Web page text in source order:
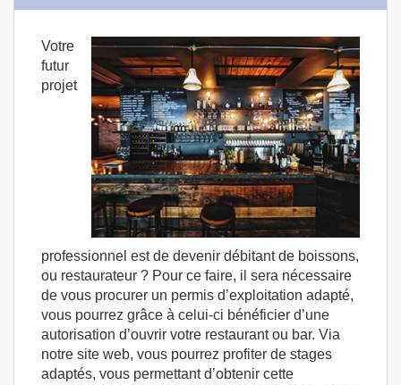
Votre
futur
projet
professionnel est de devenir débitant de boissons,
ou restaurateur ? Pour ce faire, il sera nécessaire
de vous procurer un permis d’exploitation adapté,
vous pourrez grâce à celui-ci bénéficier d’une
autorisation d’ouvrir votre restaurant ou bar. Via
notre site web, vous pourrez profiter de stages
adaptés, vous permettant d’obtenir cette